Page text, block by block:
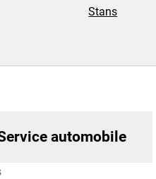
Stans
automobile